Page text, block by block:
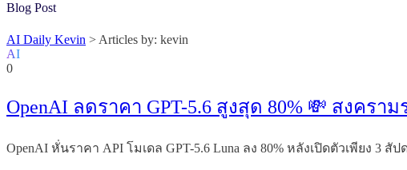
Blog Post
AI Daily Kevin > Articles by: kevin
AI
0
OpenAI ลดราคา GPT-5.6 สูงสุด 80% 💸 สงคร
OpenAI หั่นราคา API โมเดล GPT-5.6 Luna ลง 80% หลังเปิดตัวเพียง 3